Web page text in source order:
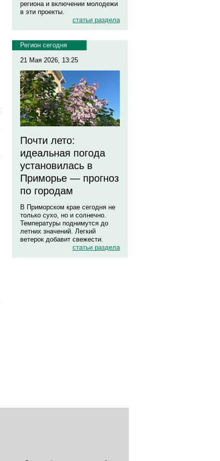
региона и включении молодежи
в эти проекты.
статьи раздела
Регион сегодня
21 Мая 2026, 13:25
Почти лето:
идеальная погода
установилась в
Приморье — прогноз
по городам
В Приморском крае сегодня не
только сухо, но и солнечно.
Температуры поднимутся до
летних значений. Легкий
ветерок добавит свежести.
статьи раздела